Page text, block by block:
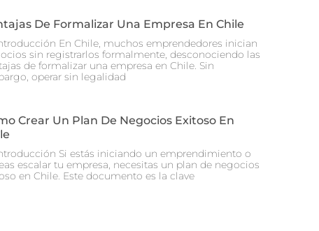
De Formalizar Una Empresa En Chile
En Chile, muchos emprendedores inician
sin registrarlos formalmente, desconociendo las
de formalizar una empresa en Chile. Sin
operar sin legalidad
Crear Un Plan De Negocios Exitoso En
Si estás iniciando un emprendimiento o
escalar tu empresa, necesitas un plan de negocios
en Chile. Este documento es la clave